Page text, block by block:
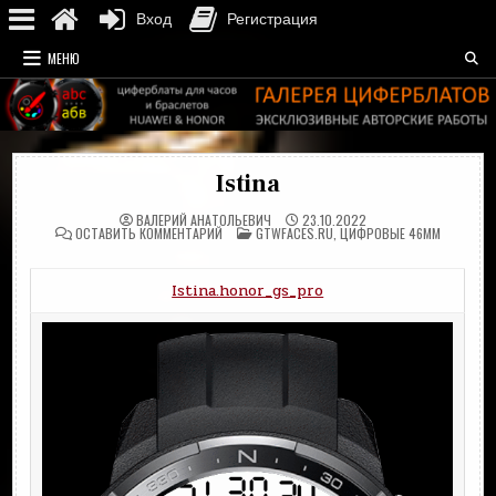
Перейти
к
содержимому
МЕНЮ
Istina
ВАЛЕРИЙ АНАТОЛЬЕВИЧ 23.10.2022
ОСТАВИТЬ КОММЕНТАРИЙНА
ISTINA
ОПУБЛИКОВАНО
В
GTWFACES.RU ЦИФРОВЫЕ 46MM
Istina.honor_gs_pro
Вход Регистрация